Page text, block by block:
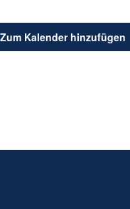
Zum Kalender hinzufügen